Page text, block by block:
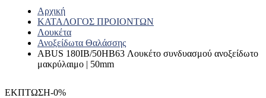
Αρχική
ΚΑΤΑΛΟΓΟΣ ΠΡΟΙΟΝΤΩΝ
Λουκέτα
Ανοξείδωτα Θαλάσσης
ABUS 180IB/50HB63 Λουκέτο συνδυασμού ανοξείδωτο
μακρύλαιμο | 50mm
ΕΚΠΤΩΣΗ-0%